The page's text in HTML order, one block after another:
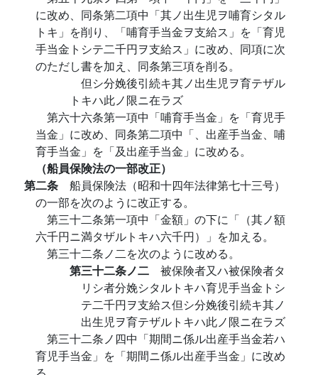
に改め、同条第二項中「其ノ出生児ヲ哺育シタル
トキ」を削り、「哺育手当金ヲ支給ス」を「育児
手当金トシテ二千円ヲ支給ス」に改め、同項に次
のただし書を加え、同条第三項を削る。
但シ分娩後引続キ其ノ出生児ヲ育テザル
トキハ此ノ限ニ在ラズ
第六十六条第一項中「哺育手当金」を「育児手
当金」に改め、同条第二項中「、出産手当金、哺
育手当金」を「及出産手当金」に改める。
（船員保険法の一部改正）
第二条 船員保険法（昭和十四年法律第七十三号）
の一部を次のように改正する。
第三十二条第一項中「金額」の下に「（其ノ額
六千円ニ満タザルトキハ六千円）」を加える。
第三十二条ノ二を次のように改める。
第三十二条ノ二 被保険者又ハ被保険者タ
リシ者分娩シタルトキハ育児手当金トシ
テ二千円ヲ支給ス但シ分娩後引続キ其ノ
出生児ヲ育テザルトキハ此ノ限ニ在ラズ
第三十二条ノ四中「期間ニ係ル出産手当金若ハ
育児手当金」を「期間ニ係ル出産手当金」に改め